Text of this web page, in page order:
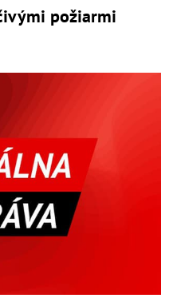
požiarmi